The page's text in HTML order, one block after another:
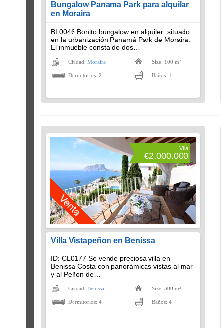
Bungalow Panama Park para alquilar
en Moraira
BL0046 Bonito bungalow en alquiler situado
en la urbanización Panamá Park de Moraira.
El inmueble consta de dos…
Ciudad: Moraira Size: 100 m²
Dormitorios: 2 Baños: 1
Villa
€2.000.000
Villa Vistapeñon en Benissa
ID: CL0177 Se vende preciosa villa en
Benissa Costa con panorámicas vistas al mar
y al Peñon de…
Ciudad: Benissa Size: 300 m²
Dormitorios: 4 Baños: 4